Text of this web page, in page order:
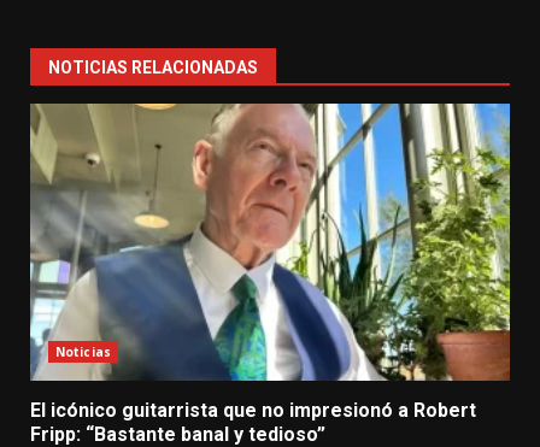
NOTICIAS RELACIONADAS
Noticias
El icónico guitarrista que no impresionó a Robert
Fripp: “Bastante banal y tedioso”